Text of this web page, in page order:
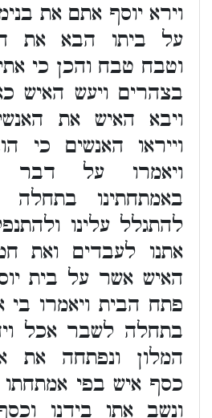
וירא יוסף אתם את
על ביתו הבא את
וטבח טבח והכן כי
בצהרים ויעש האיש
ויבא האיש את
וייראו האנשים כי
ויאמרו על
באמתחתינו בתחלה
להתגלל עלינו
אתנו לעבדים ואת
האיש אשר על בית
פתח הבית ויאמרו בי
בתחלה לשבר אכל
המלון ונפתחה את
כסף איש בפי אמתחתו
ונשב אתו בידנו